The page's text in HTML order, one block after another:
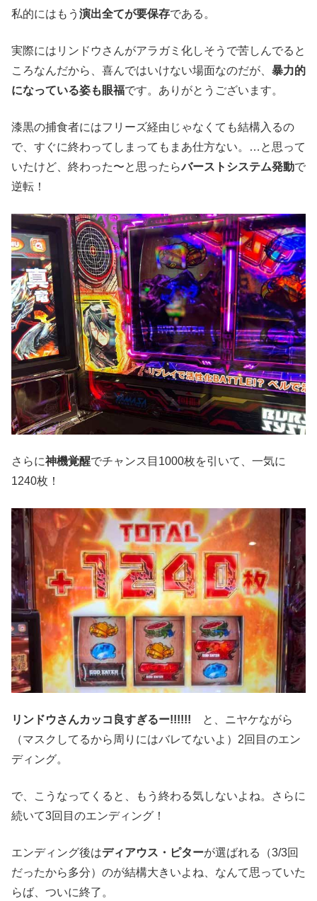
私的にはもう 演出全てが要保存である。
実際にはリンドウさんがアラガミ化しそうで苦しんでると
ころなんだから、喜んではいけない場面なのだが、 暴力的
になっている姿も眼福です。ありがとうございます。
漆黒の捕食者にはフリーズ経由じゃなくても結構入るの
で、すぐに終わってしまってもまあ仕方ない。…と思って
いたけど、終わった〜と思ったらバーストシステム発動で
逆転！
さらに神機覚醒でチャンス目1000枚を引いて、一気に
1240枚！
リンドウさんカッコ良すぎるー!!!!!! と、ニヤケながら
（マスクしてるから周りにはバレてないよ）2回目のエン
ディング。
で、こうなってくると、もう終わる気しないよね。さらに
続いて3回目のエンディング！
エンディング後はディアウス・ピターが選ばれる（3/3回
だったから多分）のが結構大きいよね、なんて思っていた
らば、ついに終了。